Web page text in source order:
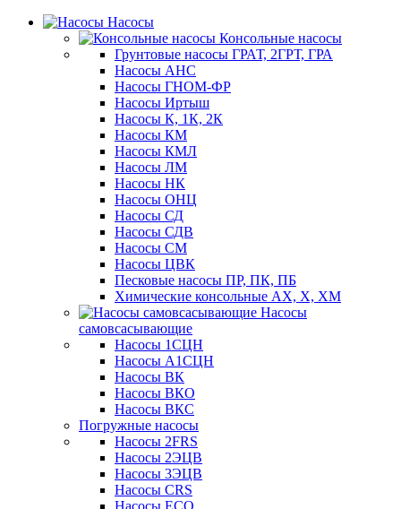
Насосы
Консольные насосы
Грунтовые насосы ГРАТ, 2ГРТ, ГРА
Насосы АНС
Насосы ГНОМ-ФР
Насосы Иртыш
Насосы К, 1К, 2К
Насосы КМ
Насосы КМЛ
Насосы ЛМ
Насосы НК
Насосы ОНЦ
Насосы СД
Насосы СДВ
Насосы СМ
Насосы ЦВК
Песковые насосы ПР, ПК, ПБ
Химические консольные АХ, Х, ХМ
Насосы
самовсасывающие
Насосы 1СЦН
Насосы А1СЦН
Насосы ВК
Насосы ВКО
Насосы ВКС
Погружные насосы
Насосы 2FRS
Насосы 2ЭЦВ
Насосы 3ЭЦВ
Насосы CRS
Насосы ECO